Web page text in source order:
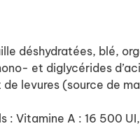
déshydratées, blé,
et diglycérides
levures (source de
: Vitamine A : 16 500